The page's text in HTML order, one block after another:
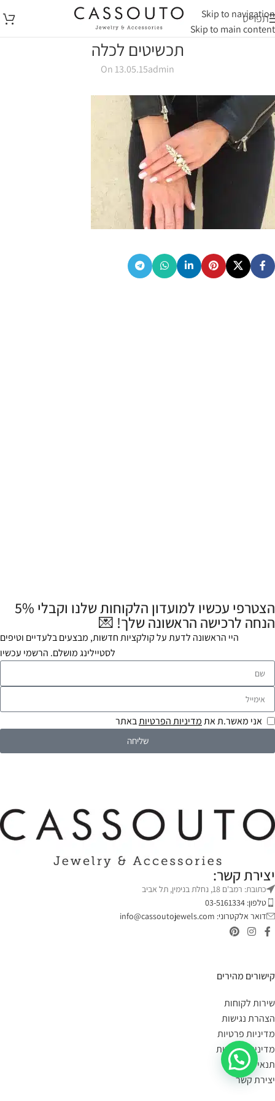
Skip to navigation
Skip to main content
תפריט
תכשיטים לכלה
admin
On 13.05.15
הצטרפי עכשיו למועדון הלקוחות שלנו וקבלי 5%
הנחה לרכישה הראשונה שלך! 💌
היי הראשונה לדעת על קולקציות חדשות, מבצעים בלעדיים וטיפים
לסטיילינג מושלם. הרשמי עכשיו
אני מאשר.ת אתמדיניות הפרטיותבאתר
שליחה
יצירת קשר:
כתובת: רמב'ם 18, נחלת בנימין, תל אביב
טלפון: 03-5161334
דואר אלקטרוני: info@cassoutojewels.com
קישורים מהירים
שירות לקוחות
הצהרת נגישות
מדיניות פרטיות
מדיניות החזרות
תנאי שימוש
יצירת קשר